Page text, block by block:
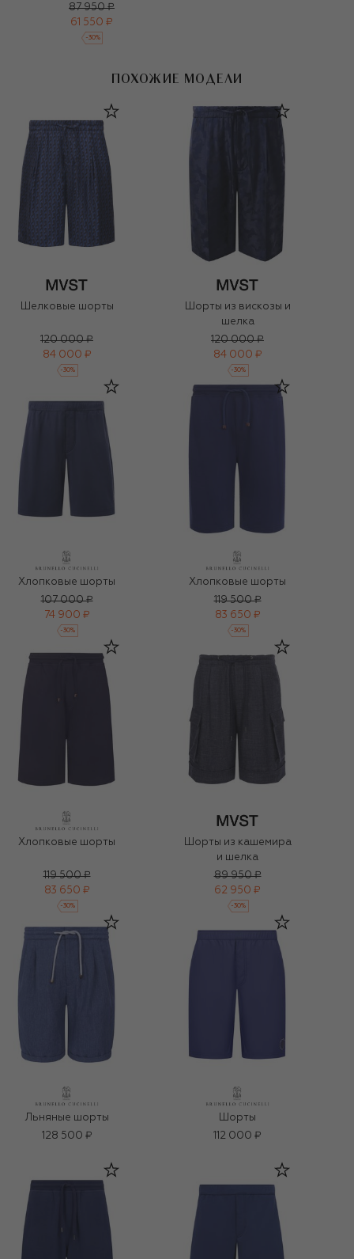
87 950 ₽
61 550 ₽
-30%
ПОХОЖИЕ МОДЕЛИ
Шелковые шорты
120 000 ₽
84 000 ₽
-30%
Шорты из вискозы и
шелка
120 000 ₽
84 000 ₽
-30%
Хлопковые шорты
107 000 ₽
74 900 ₽
-30%
Хлопковые шорты
119 500 ₽
83 650 ₽
-30%
Хлопковые шорты
119 500 ₽
83 650 ₽
-30%
Шорты из кашемира
и шелка
89 950 ₽
62 950 ₽
-30%
Льняные шорты
128 500 ₽
Шорты
112 000 ₽